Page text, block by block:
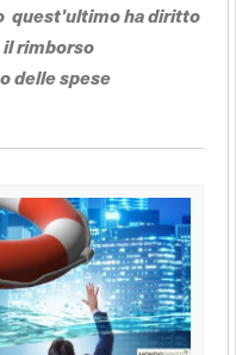
quest'ultimo ha diritto
rimborso
delle spese